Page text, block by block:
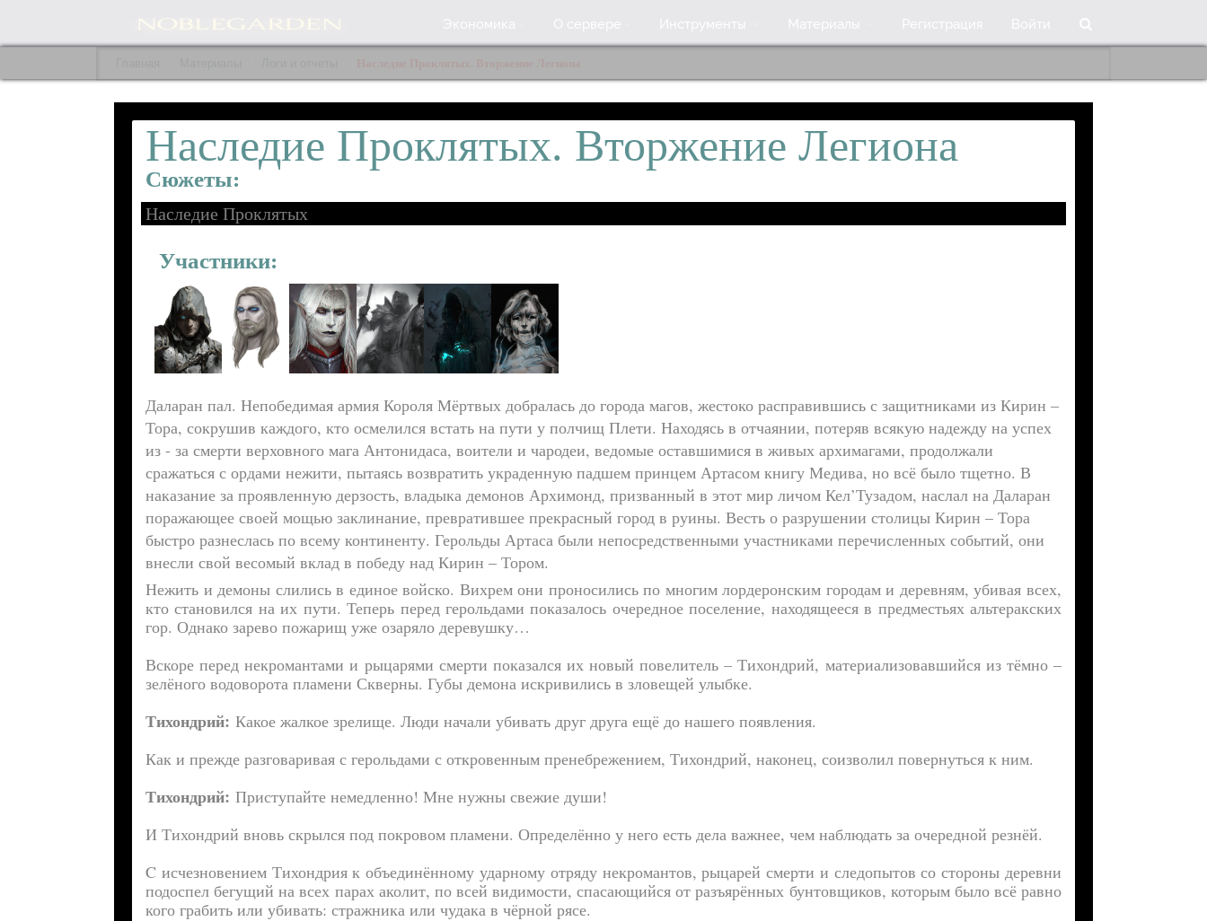
Экономика О сервере Инструменты Материалы Регистрация Войти
Наследие Проклятых. Вторжение Легиона
Сюжеты:
Наследие Проклятых
Участники:
Даларан пал. Непобедимая армия Короля Мёртвых добралась до города магов, жестоко расправившись с защитниками из Кирин –
Тора, сокрушив каждого, кто осмелился встать на пути у полчищ Плети. Находясь в отчаянии, потеряв всякую надежду на успех
из - за смерти верховного мага Антонидаса, воители и чародеи, ведомые оставшимися в живых архимагами, продолжали
сражаться с ордами нежити, пытаясь возвратить украденную падшем принцем Артасом книгу Медива, но всё было тщетно. В
наказание за проявленную дерзость, владыка демонов Архимонд, призванный в этот мир личом Кел’Тузадом, наслал на Даларан
поражающее своей мощью заклинание, превратившее прекрасный город в руины. Весть о разрушении столицы Кирин – Тора
быстро разнеслась по всему континенту. Герольды Артаса были непосредственными участниками перечисленных событий, они
внесли свой весомый вклад в победу над Кирин – Тором.
Нежить и демоны слились в единое войско. Вихрем они проносились по многим лордеронским городам и деревням, убивая всех,
кто становился на их пути. Теперь перед герольдами показалось очередное поселение, находящееся в предместьях альтеракских
гор. Однако зарево пожарищ уже озаряло деревушку…
Вскоре перед некромантами и рыцарями смерти показался их новый повелитель – Тихондрий, материализовавшийся из тёмно –
зелёного водоворота пламени Скверны. Губы демона искривились в зловещей улыбке.
Тихондрий: Какое жалкое зрелище. Люди начали убивать друг друга ещё до нашего появления.
Как и прежде разговаривая с герольдами с откровенным пренебрежением, Тихондрий, наконец, соизволил повернуться к ним.
Тихондрий: Приступайте немедленно! Мне нужны свежие души!
И Тихондрий вновь скрылся под покровом пламени. Определённо у него есть дела важнее, чем наблюдать за очередной резнёй.
C исчезновением Тихондрия к объединённому ударному отряду некромантов, рыцарей смерти и следопытов со стороны деревни
подоспел бегущий на всех парах аколит, по всей видимости, спасающийся от разъярённых бунтовщиков, которым было всё равно
кого грабить или убивать: стражника или чудака в чёрной рясе.